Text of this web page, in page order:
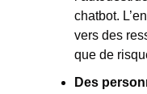
chatbot.
vers des
que de
Des